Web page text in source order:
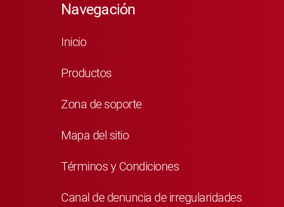
Navegación
Inicio
Productos
Zona de soporte
Mapa del sitio
Términos y Condiciones
Canal de denuncia de irregularidades